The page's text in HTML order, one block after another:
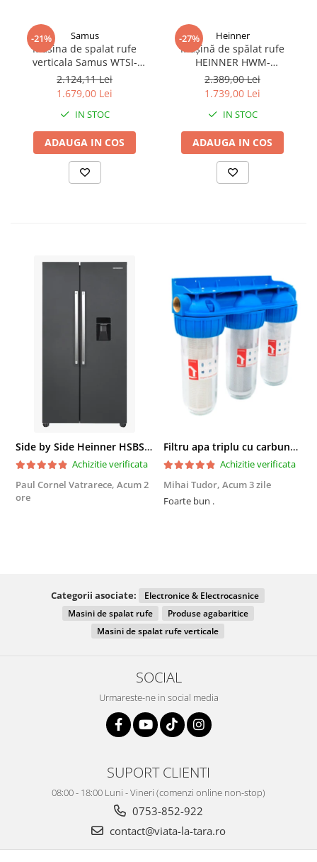
-21% Samus
Masina de spalat rufe
verticala Samus WTSI-
80132, clasa A, auto-
echilibrare tambur, pornire
intarziata, blocare acces
copii, Alba
2.124,11 Lei
1.679,00 Lei
IN STOC
ADAUGA IN COS
-27% Heinner
Mașină de spălat rufe
HEINNER HWM-
TL8013IVKSA+++, 8 Kg, 1300
rpm, Încărcare verticală,
Motor Inverter, 15
programe, Panou Touch,
Pornire întârziată, Slim,
Argintiu, Garanție 36 luni
2.389,00 Lei
1.739,00 Lei
IN STOC
ADAUGA IN COS
Side by Side Heinner HSBS-HM439NFINVDGWDE++, Total No Frost, Compresor Inverter, Dozator Apa, Display Touch LED, 439 L, Clasa E, Gri Antracit Texturat
Achizitie verificata
Paul Cornel Vatrarece, Acum 2
ore
Filtru apa triplu cu carbune/bumbac/sita 3x3/4"*10
Achizitie verificata
Mihai Tudor, Acum 3 zile
Foarte bun .
Categorii asociate:
Electronice & Electrocasnice
Masini de spalat rufe
Produse agabaritice
Masini de spalat rufe verticale
SOCIAL
Urmareste-ne in social media
SUPORT CLIENTI
08:00 - 18:00 Luni - Vineri (comenzi online non-stop)
0753-852-922
contact@viata-la-tara.ro